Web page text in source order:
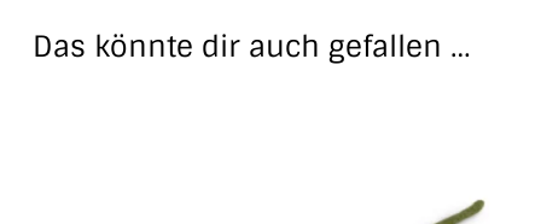
Das könnte dir auch gefallen …